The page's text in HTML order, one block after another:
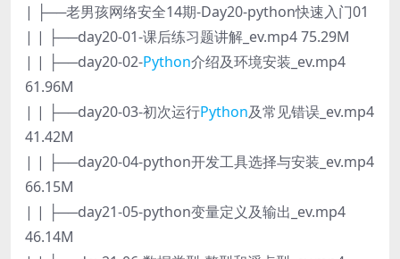
| ├──老男孩网络安全14期-Day20-python快速入门01
| | ├──day20-01-课后练习题讲解_ev.mp4 75.29M
| | ├──day20-02-Python介绍及环境安装_ev.mp4
61.96M
| | ├──day20-03-初次运行Python及常见错误_ev.mp4
41.42M
| | ├──day20-04-python开发工具选择与安装_ev.mp4
66.15M
| | ├──day21-05-python变量定义及输出_ev.mp4
46.14M